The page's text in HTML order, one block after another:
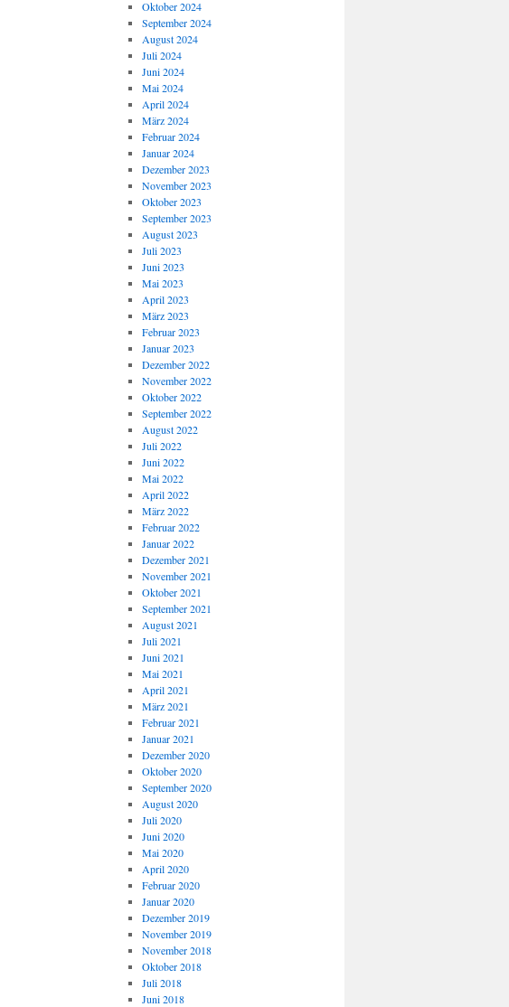
Oktober 2024
September 2024
August 2024
Juli 2024
Juni 2024
Mai 2024
April 2024
März 2024
Februar 2024
Januar 2024
Dezember 2023
November 2023
Oktober 2023
September 2023
August 2023
Juli 2023
Juni 2023
Mai 2023
April 2023
März 2023
Februar 2023
Januar 2023
Dezember 2022
November 2022
Oktober 2022
September 2022
August 2022
Juli 2022
Juni 2022
Mai 2022
April 2022
März 2022
Februar 2022
Januar 2022
Dezember 2021
November 2021
Oktober 2021
September 2021
August 2021
Juli 2021
Juni 2021
Mai 2021
April 2021
März 2021
Februar 2021
Januar 2021
Dezember 2020
Oktober 2020
September 2020
August 2020
Juli 2020
Juni 2020
Mai 2020
April 2020
Februar 2020
Januar 2020
Dezember 2019
November 2019
November 2018
Oktober 2018
Juli 2018
Juni 2018